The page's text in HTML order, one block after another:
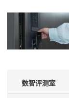
数智评测室